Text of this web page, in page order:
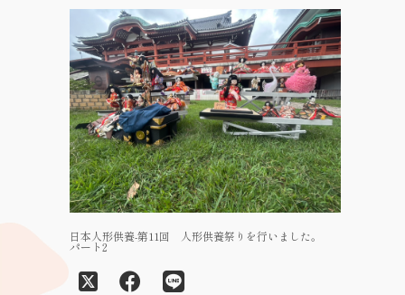
日本人形供養-第11回 人形供養祭りを行いました。
パート2